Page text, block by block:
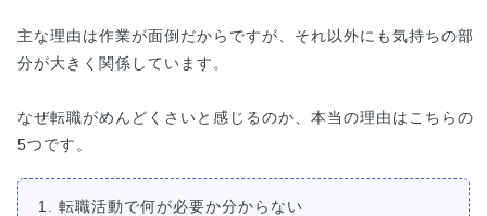
主な理由は作業が面倒だからですが、それ以外にも気持ちの部
分が大きく関係しています。
なぜ転職がめんどくさいと感じるのか、本当の理由はこちらの
5つです。
1. 転職活動で何が必要か分からない